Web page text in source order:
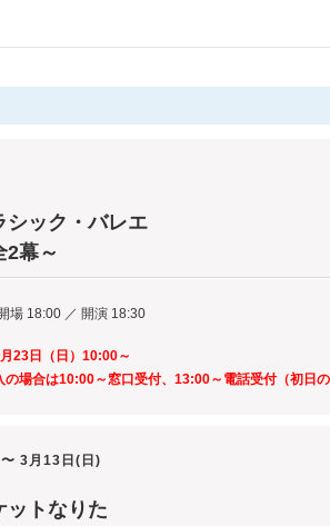
シック・バレエ
2幕～
場 18:00 ／ 開演 18:30
23日（日）10:00～
の場合は10:00～窓口受付、13:00～電話受付（初日の
3月13日(日)
ットなりた